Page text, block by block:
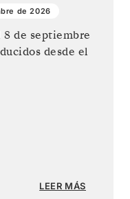
de 2026
8 de septiembre
desde el
LEER MÁS